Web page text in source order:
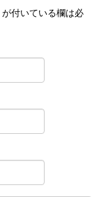
が付いている欄は必